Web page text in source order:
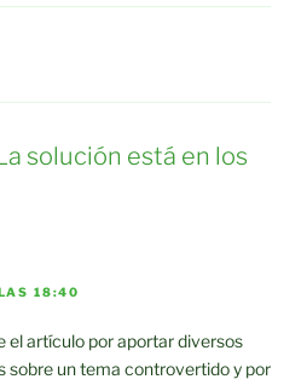
solución está en los
18:40
el artículo por aportar diversos
sobre un tema controvertido y por